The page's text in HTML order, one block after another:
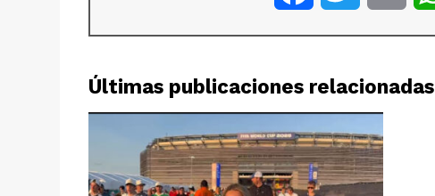
Últimas publicaciones relacionadas